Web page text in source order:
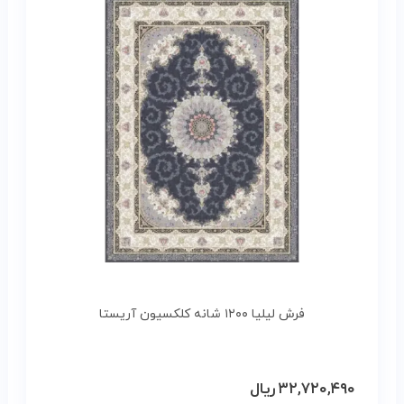
فرش لیلیا ۱۲۰۰ شانه کلکسیون آریستا
۳۲,۷۲۰,۴۹۰ریال